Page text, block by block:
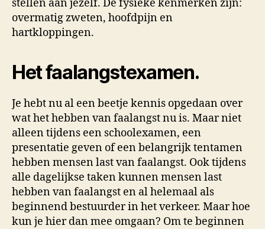
stellen aan jezelf. De fysieke kenmerken zijn:
overmatig zweten, hoofdpijn en
hartkloppingen.
Het faalangstexamen.
Je hebt nu al een beetje kennis opgedaan over
wat het hebben van faalangst nu is. Maar niet
alleen tijdens een schoolexamen, een
presentatie geven of een belangrijk tentamen
hebben mensen last van faalangst. Ook tijdens
alle dagelijkse taken kunnen mensen last
hebben van faalangst en al helemaal als
beginnend bestuurder in het verkeer. Maar hoe
kun je hier dan mee omgaan? Om te beginnen